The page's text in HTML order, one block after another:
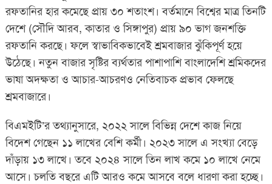
রফতানির হার কমেছে প্রায় ৩০ শতাংশ। বর্তমানে বিশ্বের মাত্র তিনটি
দেশে (সৌদি আরব, কাতার ও সিঙ্গাপুর) প্রায় ৯০ ভাগ জনশক্তি
রফতানি করছে। ফলে স্বাভাবিকভাবেই শ্রমবাজার ঝুঁকিপূর্ণ হয়ে
উঠেছে। নতুন বাজার সৃষ্টির ব্যর্থতার পাশাপাশি বাংলাদেশি শ্রমিকদের
ভাষা অদক্ষতা ও আচার-আচরণও নেতিবাচক প্রভাব ফেলছে
শ্রমবাজারে।
বিএমইটি’র তথ্যানুসারে, ২০২২ সালে বিভিন্ন দেশে কাজ নিয়ে
বিদেশ গেছেন ১১ লাখের বেশি কর্মী। ২০২৩ সালে এ সংখ্যা বেড়ে
দাঁড়ায় ১৩ লাখে। তবে ২০২৪ সালে তিন লাখ কমে ১০ লাখে নেমে
আসে। চলতি বছরে এটি আরও কমে আসবে বলে ধারণা করা হচ্ছে।